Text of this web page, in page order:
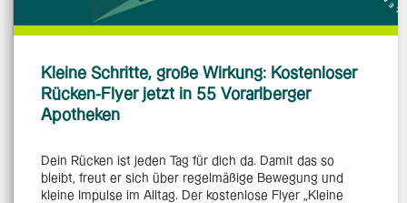
Kleine Schritte, große Wirkung: Kostenloser
Rücken-Flyer jetzt in 55 Vorarlberger
Apotheken
Dein Rücken ist jeden Tag für dich da. Damit das so
bleibt, freut er sich über regelmäßige Bewegung und
kleine Impulse im Alltag. Der kostenlose Flyer „Kleine